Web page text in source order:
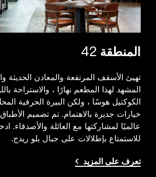
المنطقة 42
تهيئ الأسقف المرتفعة والمعادن الحديثة
المشهد لهذا المطعم نهارًا ، والاستراحة
الكوكتيل هوسًا ، ولكن البيرة الحرفية
خيارات جديرة بالاهتمام. تم تصميم
عالميًا لمشاركتها مع العائلة والأصدقاء.
للاستمتاع بإطلالات على جبال بلو ريدج.
تعرف على المزيد